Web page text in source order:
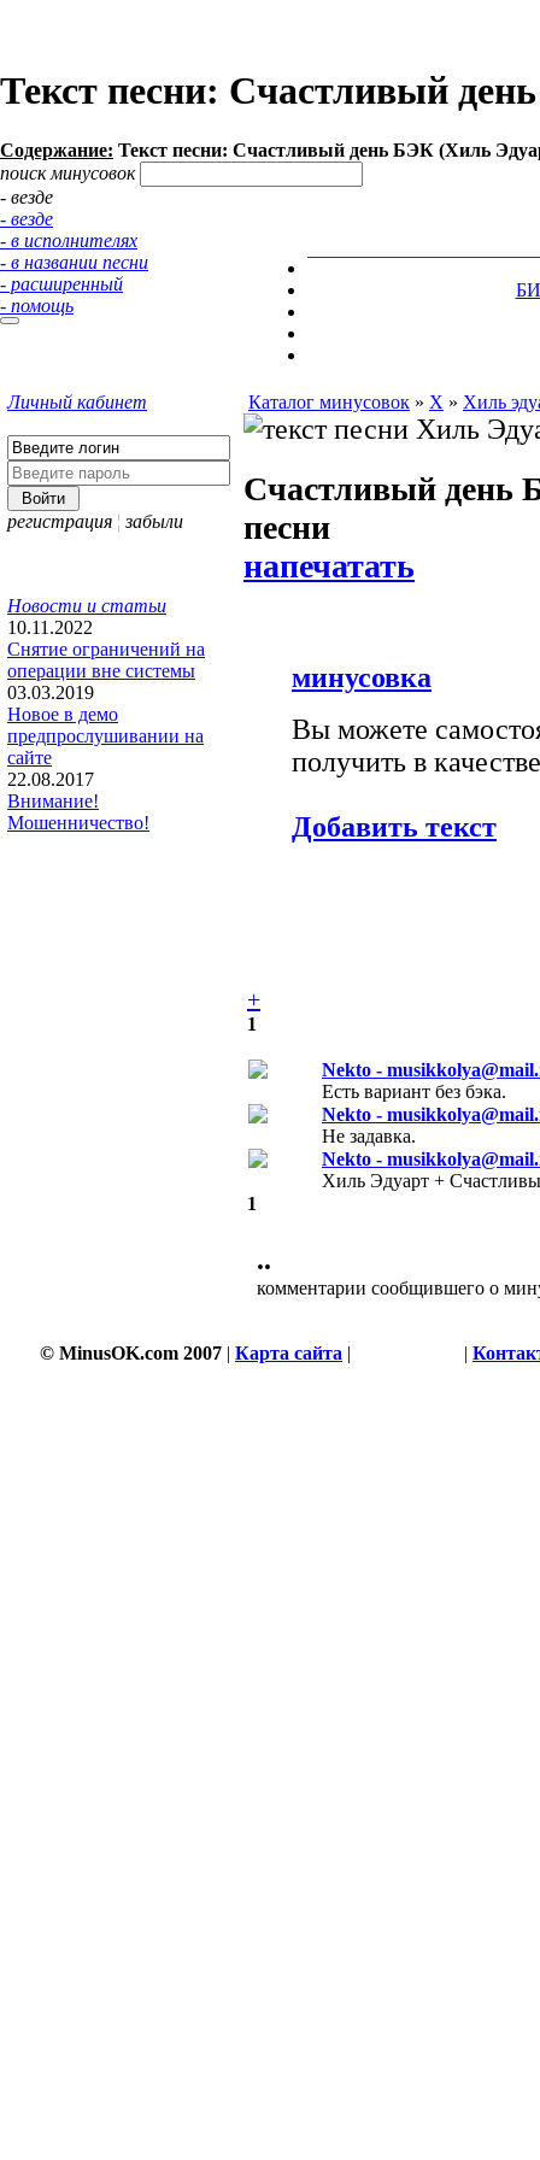
Текст песни: Счастливый
Содержание: Текст песни: Счастливый день БЭК (Хиль
поиск минусовок
- везде
- везде
- в исполнителях
- в названии песни
- расширенный
- помощь
Личный кабинет
регистрация ¦ забыли
Новости и статьи
10.11.2022
Снятие ограничений на
операции вне системы
03.03.2019
Новое в демо
предпрослушивании на
сайте
22.08.2017
Внимание!
Мошенничество!
Каталог минусовок » Х » Хиль
Счастливый день
песни
напечатать
минусовка
Вы можете
получить в
Добавить текст
+
1
Nekto -
Есть вариант без бэка.
Nekto -
Не задавка.
Nekto -
Хиль Эдуарт +
1
••
комментарии сообщившего о
© MinusOK.com 2007 | Карта сайта | |